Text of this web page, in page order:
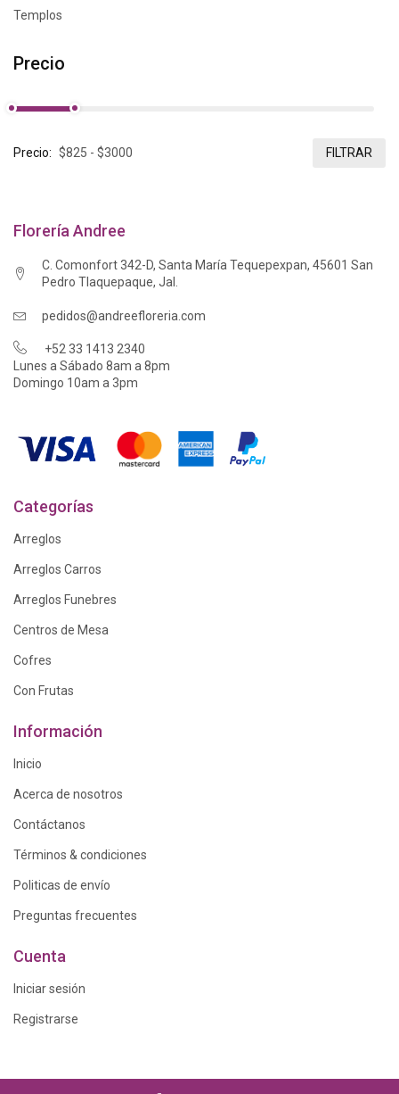
Templos
Precio
Precio: FILTRAR
Florería Andree
C. Comonfort 342-D, Santa María Tequepexpan, 45601 San
Pedro Tlaquepaque, Jal.
pedidos@andreefloreria.com
+52 33 1413 2340
Lunes a Sábado 8am a 8pm
Domingo 10am a 3pm
Categorías
Arreglos
Arreglos Carros
Arreglos Funebres
Centros de Mesa
Cofres
Con Frutas
Información
Inicio
Acerca de nosotros
Contáctanos
Términos & condiciones
Politicas de envío
Preguntas frecuentes
Cuenta
Iniciar sesión
Registrarse